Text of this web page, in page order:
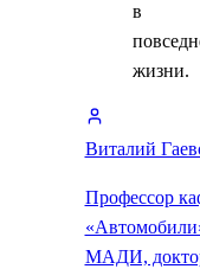
в
жизни.
Виталий
Профессор
МАДИ,